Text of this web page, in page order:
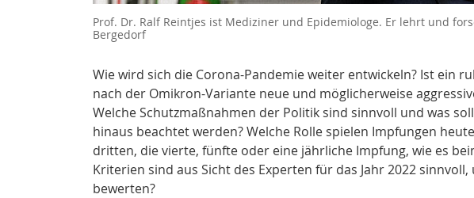
Prof. Dr. Ralf Reintjes ist Mediziner und Epidemiologe. Er lehrt und
Bergedorf
Wie wird sich die Corona-Pandemie weiter entwickeln? Ist ein
nach der Omikron-Variante neue und möglicherweise
Welche Schutzmaßnahmen der Politik sind sinnvoll und was
hinaus beachtet werden? Welche Rolle spielen Impfungen
dritten, die vierte, fünfte oder eine jährliche Impfung, wie es
Kriterien sind aus Sicht des Experten für das Jahr 2022
bewerten?